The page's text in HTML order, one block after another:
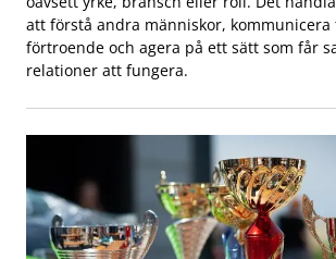
att förstå andra människor, kommunicera
förtroende och agera på ett sätt som får
relationer att fungera.